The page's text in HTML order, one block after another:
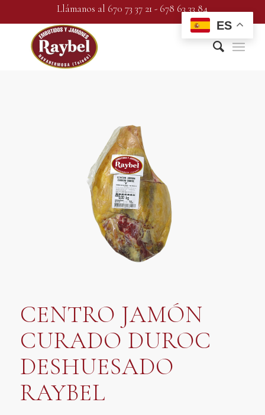
Llámanos al 670 73 37 21 - 678 63 33 84
CENTRO JAMÓN
CURADO DUROC
DESHUESADO
RAYBEL
ES